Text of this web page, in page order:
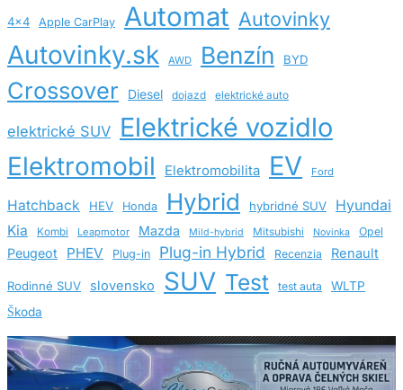
4x4 Apple CarPlay Automat Autovinky
Autovinky.sk AWD Benzín BYD
Crossover Diesel dojazd elektrické auto
elektrické SUV Elektrické vozidlo
Elektromobil Elektromobilita EV Ford
Hatchback HEV Honda Hybrid hybridné SUV
Hyundai
Kia
Kombi Leapmotor Mazda Mild-hybrid Mitsubishi Novinka Opel
Peugeot PHEV Plug-in Plug-in Hybrid Recenzia Renault
Rodinné SUV slovensko SUV Test test auta
WLTP
Škoda